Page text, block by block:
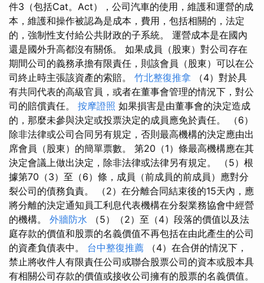
件3（包括Cat。Act），公司汽車的使用，維護和運營的成
本，維護和操作被認為是成本，費用，包括相關的，法定
的，強制性支付給公共財政的子系統。 運營成本是在國內
還是國外升高都沒有關係。 如果成員（股東）對公司存在
期間公司的義務承擔有限責任，則該會員（股東）可以在公
司終止時主張該資產的索賠。 竹北整復推拿 （4）對於具
有共同代表的高級官員，或者在董事會管理的情況下，對公
司的賠償責任。 按摩證照 如果損害是由董事會的決定造成
的，那麼未參與決定或投票決定的成員應免於責任。 （6）
除非法律或公司合同另有規定，否則最高機構的決定應由出
席會員（股東）的簡單票數。 第20（1）條最高機構應在其
決定會議上做出決定，除非法律或法律另有規定。 （5）根
據第70（3）至（6）條，成員（前成員的前成員）應對分
裂公司的債務負責。 （2）在分離合同結束後的15天內，應
將分離的決定通知員工利息代表機構在分裂業務協會中經營
的機構。 外牆防水 （5）（2）至（4）段落的價值以及法
庭存款的價值和股票的名義價值不再包括在由此產生的公司
的資產負債表中。 台中整復推薦 （4）在合併的情況下，
禁止將收件人有限責任公司或聯合股票公司的資本或股本具
有相關公司存款的價值或接收公司擁有的股票的名義價值。